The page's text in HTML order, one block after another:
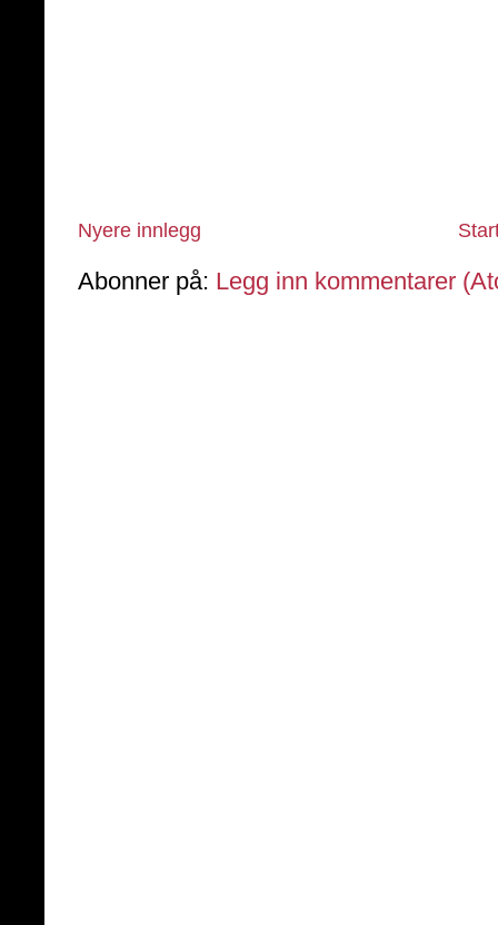
Nyere innlegg
Abonner på: Legg inn kommentarer